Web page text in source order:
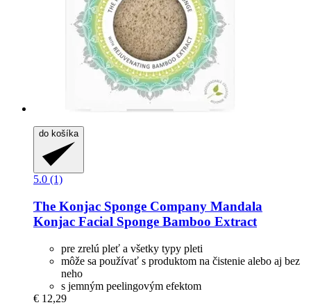
do košíka
5.0 (1)
The Konjac Sponge Company Mandala
Konjac Facial Sponge Bamboo Extract
pre zrelú pleť a všetky typy pleti
môže sa používať s produktom na čistenie alebo aj bez
neho
s jemným peelingovým efektom
€ 12,29